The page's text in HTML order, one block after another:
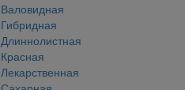
Валовидная
Гибридная
Длиннолистная
Красная
Лекарственная